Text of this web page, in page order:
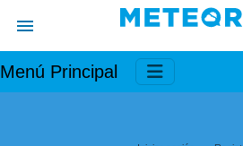
Menú Principal